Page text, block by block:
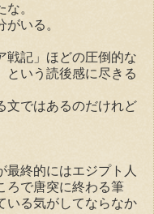
。
いる。
戦記」ほどの圧倒的な
という読後感に尽きる
文ではあるのだけれど
最終的にはエジプト人
ろで唐突に終わる筆
いる気がしてならなか